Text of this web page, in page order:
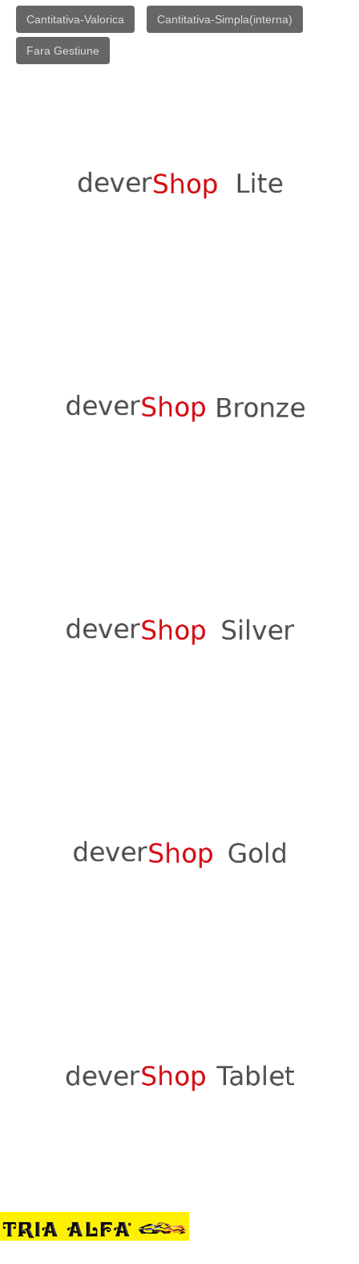
Cantitativa-Valorica Cantitativa-Simpla(interna)
Fara Gestiune